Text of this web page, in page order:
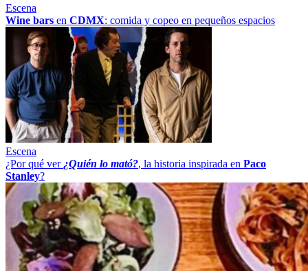
Escena
Wine bars en CDMX: comida y copeo en pequeños espacios
Escena
¿Por qué ver ¿Quién lo mató?, la historia inspirada en Paco
Stanley?